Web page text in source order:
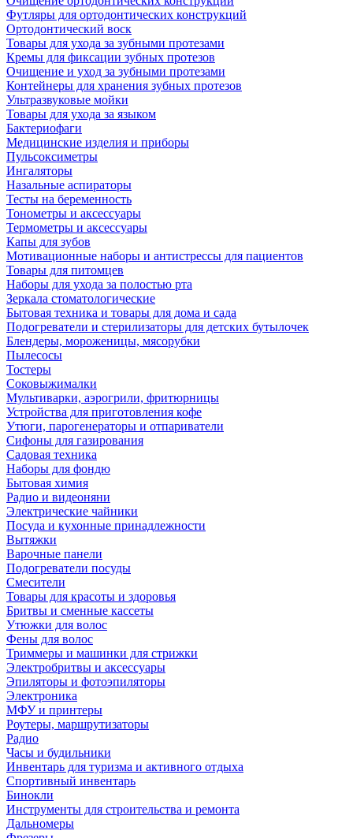
Футляры для ортодонтических конструкций
Ортодонтический воск
Товары для ухода за зубными протезами
Кремы для фиксации зубных протезов
Очищение и уход за зубными протезами
Контейнеры для хранения зубных протезов
Ультразвуковые мойки
Товары для ухода за языком
Бактериофаги
Медицинские изделия и приборы
Пульсоксиметры
Ингаляторы
Назальные аспираторы
Тесты на беременность
Тонометры и аксессуары
Термометры и аксессуары
Капы для зубов
Мотивационные наборы и антистрессы для пациентов
Товары для питомцев
Наборы для ухода за полостью рта
Зеркала стоматологические
Бытовая техника и товары для дома и сада
Подогреватели и стерилизаторы для детских бутылочек
Блендеры, мороженицы, мясорубки
Пылесосы
Тостеры
Соковыжималки
Мультиварки, аэрогрили, фритюрницы
Устройства для приготовления кофе
Утюги, парогенераторы и отпариватели
Сифоны для газирования
Садовая техника
Наборы для фондю
Бытовая химия
Радио и видеоняни
Электрические чайники
Посуда и кухонные принадлежности
Вытяжки
Варочные панели
Подогреватели посуды
Смесители
Товары для красоты и здоровья
Бритвы и сменные кассеты
Утюжки для волос
Фены для волос
Триммеры и машинки для стрижки
Электробритвы и аксессуары
Эпиляторы и фотоэпиляторы
Электроника
МФУ и принтеры
Роутеры, маршрутизаторы
Радио
Часы и будильники
Инвентарь для туризма и активного отдыха
Спортивный инвентарь
Бинокли
Инструменты для строительства и ремонта
Дальномеры